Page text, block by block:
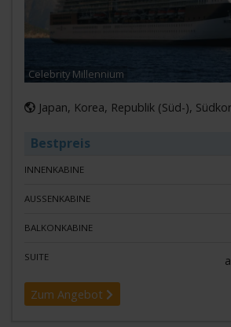
Celebrity Millennium
Japan, Korea, Republik (Süd-),
Bestpreis
INNENKABINE
AUSSENKABINE
BALKONKABINE
SUITE
Zum Angebot